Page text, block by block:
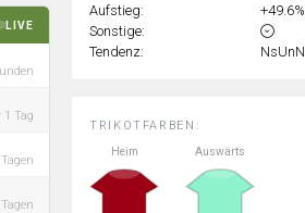
LIVE
1 Tag
TRIKOTFARBEN:
Heim
Auswärts
Aufstieg:
+49.6%
Sonstige:
Tendenz: